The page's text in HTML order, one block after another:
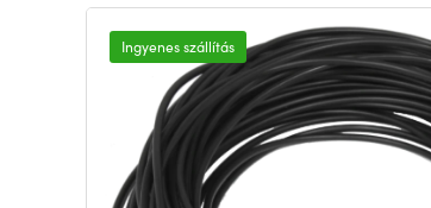
Ingyenes szállítás